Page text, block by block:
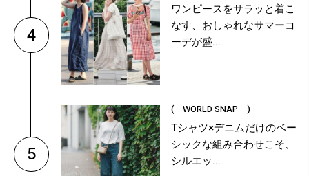
4
ワンピースをサラッと着こ
なす、おしゃれなサマーコ
ーデが盛...
5
( WORLD SNAP )
Tシャツ×デニムだけのベー
シックな組み合わせこそ、
シルエッ...